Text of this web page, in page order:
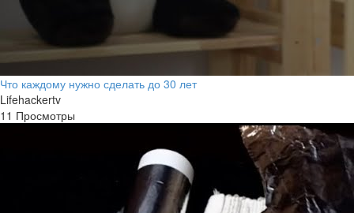
Что каждому нужно сделать до 30 лет
Lifehackertv
11 Просмотры